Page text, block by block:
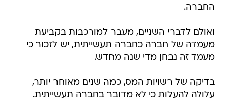
החברה.
ואולם לדברי השניים, מעבר למורכבות בקביעת
מעמדה של חברה כחברה תעשייתית, יש לזכור כי
מעמד זה נבחן מדי שנה מחדש.
בדיקה של רשויות המס, כמה שנים מאוחר יותר,
עלולה להעלות כי לא מדובר בחברה תעשייתית.